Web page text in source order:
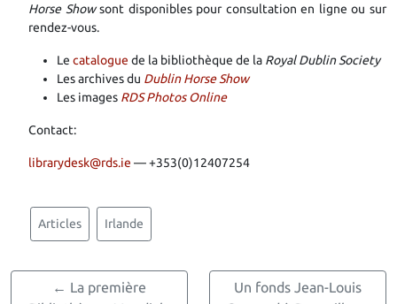
Horse Showsont disponibles pour consultation en ligne ou sur
rendez-vous.
Le catalogue de la bibliothèque de la Royal Dublin Society
Les archives du Dublin Horse Show
Les images RDS Photos Online
Contact:
librarydesk@rds.ie — +353(0)12407254
Articles Irlande
← La première
Un fonds Jean-Louis